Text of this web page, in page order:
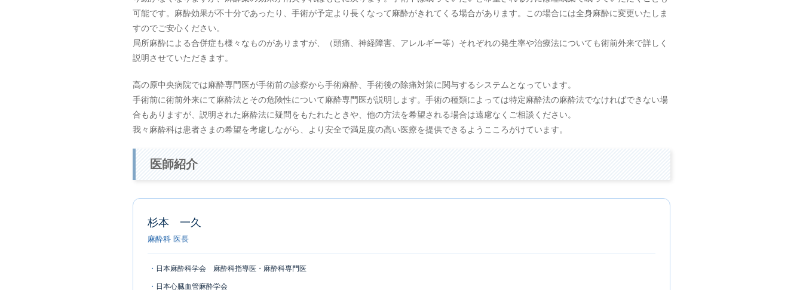
可能です。麻酔効果が不十分であったり、手術が予定より長くなって麻酔がきれてくる場合があります。この場合には全身麻酔に変更いたしま
すのでご安心ください。
局所麻酔による合併症も様々なものがありますが、（頭痛、神経障害、アレルギー等）それぞれの発生率や治療法についても術前外来で詳しく
説明させていただきます。
高の原中央病院では麻酔専門医が手術前の診察から手術麻酔、手術後の除痛対策に関与するシステムとなっています。
手術前に術前外来にて麻酔法とその危険性について麻酔専門医が説明します。手術の種類によっては特定麻酔法の麻酔法でなければできない場
合もありますが、説明された麻酔法に疑問をもたれたときや、他の方法を希望される場合は遠慮なくご相談ください。
我々麻酔科は患者さまの希望を考慮しながら、より安全で満足度の高い医療を提供できるようこころがけています。
医師紹介
杉本 一久
麻酔科 医長
日本麻酔科学会 麻酔科指導医・麻酔科専門医
日本心臓血管麻酔学会